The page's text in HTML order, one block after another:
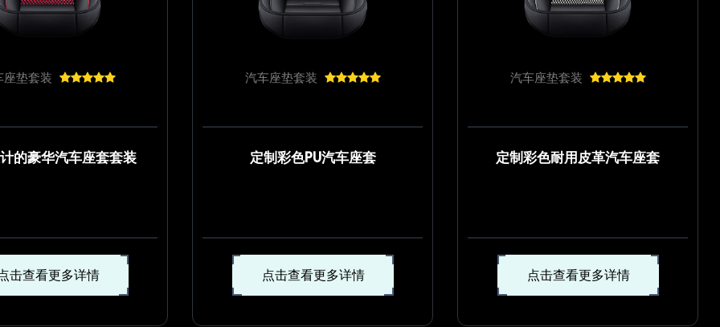
座垫套装
的豪华汽车座套套装
击查看更多详情
汽车座垫套装
定制彩色PU汽车座套
点击查看更多详情
汽车座垫套装
定制彩色耐用皮革汽车座套
点击查看更多详情